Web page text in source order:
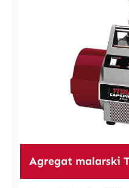
Agregat malarski